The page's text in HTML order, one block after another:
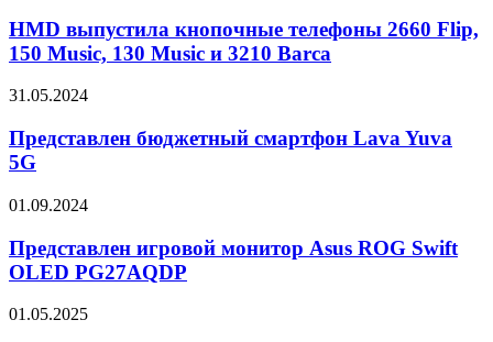
из-
за
проблем
с
экраном
кнопочные
телефоны
2660
150
130
Music
3210
HMD выпустила кнопочные телефоны 2660 Flip,
150 Music, 130 Music и 3210 Barca
Представлен
смартфон
Lava
Yuva
31.05.2024
Представлен бюджетный смартфон Lava Yuva
5G
Представлен
монитор
Asus
ROG
OLED
01.09.2024
Представлен игровой монитор Asus ROG Swift
OLED PG27AQDP
Представлен
01.05.2025